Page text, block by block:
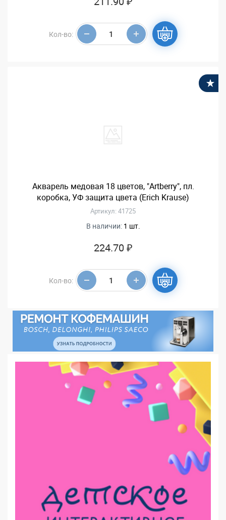
Кол-во:
Акварель медовая 18 цветов, "Artberry", пл.
коробка, УФ защита цвета (Erich Krause)
Артикул: 41725
В наличии: 1 шт.
224.70 ₽
Кол-во: